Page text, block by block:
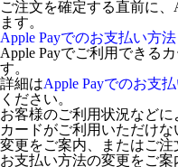
ご注文を確定する直前に、
ます。
Apple Payでのお支払い方法
Apple Payでご利用できる
す。
詳細はApple Payでのお支
ください。
お客様のご利用状況などに
カードがご利用いただけ
変更をご案内、またはご注
お支払い方法の変更をご